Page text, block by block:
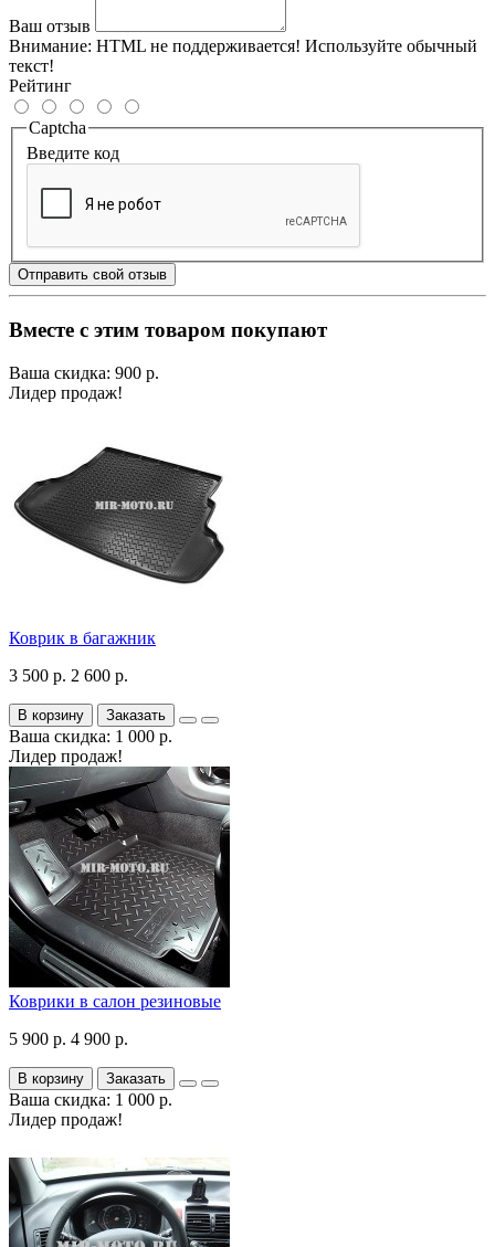
Ваш отзыв
Внимание: HTML не поддерживается! Используйте обычный
текст!
Рейтинг
Captcha
Введите код
Отправить свой отзыв
Вместе с этим товаром покупают
Ваша скидка: 900 р.
Лидер продаж!
Коврик в багажник
3 500 р. 2 600 р.
В корзину Заказать
Ваша скидка: 1 000 р.
Лидер продаж!
Коврики в салон резиновые
5 900 р. 4 900 р.
В корзину Заказать
Ваша скидка: 1 000 р.
Лидер продаж!